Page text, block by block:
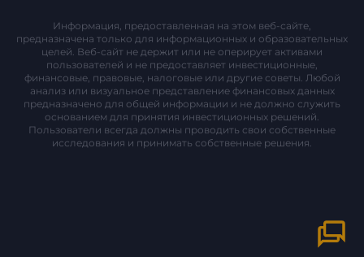
Информация, предоставленная на этом веб-сайте,
предназначена только для информационных и образовательных
целей. Веб-сайт не держит или не оперирует активами
пользователей и не предоставляет инвестиционные,
финансовые, правовые, налоговые или другие советы. Любой
анализ или визуальное представление финансовых данных
предназначено для общей информации и не должно служить
основанием для принятия инвестиционных решений.
Пользователи всегда должны проводить свои собственные
исследования и принимать собственные решения.